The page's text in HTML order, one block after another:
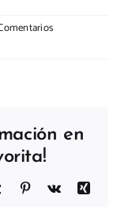
en
Tumblr Pinterest
Vk
Xing